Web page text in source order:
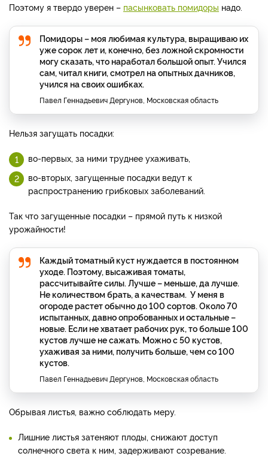
Поэтому я твердо уверен – пасынковать помидоры надо.
Помидоры – моя любимая культура, выращиваю их
уже сорок лет и, конечно, без ложной скромности
могу сказать, что наработал большой опыт. Учился
сам, читал книги, смотрел на опытных дачников,
учился на своих ошибках.
Павел Геннадьевич Дергунов, Московская область
Нельзя загущать посадки:
во-первых, за ними труднее ухаживать,
во-вторых, загущенные посадки ведут к
распространению грибковых заболеваний.
Так что загущенные посадки – прямой путь к низкой
урожайности!
Каждый томатный куст нуждается в постоянном
уходе. Поэтому, высаживая томаты,
рассчитывайте силы. Лучше – меньше, да лучше.
Не количеством брать, а качествам. У меня в
огороде растет обычно до 100 сортов. Около 70
испытанных, давно опробованных и остальные –
новые. Если не хватает рабочих рук, то больше 100
кустов лучше не сажать. Можно с 50 кустов,
ухаживая за ними, получить больше, чем со 100
кустов.
Павел Геннадьевич Дергунов, Московская область
Обрывая листья, важно соблюдать меру.
Лишние листья затеняют плоды, снижают доступ
солнечного света к ним, задерживают созревание.